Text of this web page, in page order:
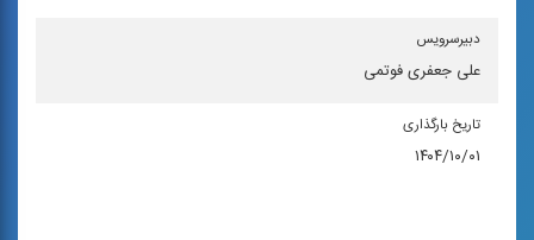
دبیرسرویس
علی جعفری فوتمی
تاریخ بارگذاری
۱۴۰۴/۱۰/۰۱